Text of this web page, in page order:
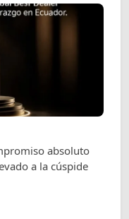
absoluto
a la cúspide